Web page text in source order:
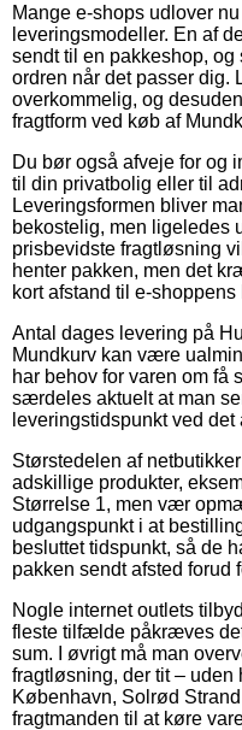
Mange e-shops udlover
leveringsmodeller. En af
sendt til en pakkeshop, og
ordren når det passer dig.
overkommelig, og
fragtform ved køb af
Du bør også afveje for og
til din privatbolig eller til
Leveringsformen bliver
bekostelig, men ligeledes
prisbevidste fragtløsning
henter pakken, men det
kort afstand til e-shoppens
Antal dages levering på
Mundkurv kan være
har behov for varen om få
særdeles aktuelt at man
leveringstidspunkt ved det
Størstedelen af
adskillige produkter,
Størrelse 1, men vær
udgangspunkt i at
besluttet tidspunkt, så de
pakken sendt afsted forud
Nogle internet outlets
fleste tilfælde påkræves
sum. I øvrigt må man
fragtløsning, der tit – uden
København, Solrød
fragtmanden til at køre